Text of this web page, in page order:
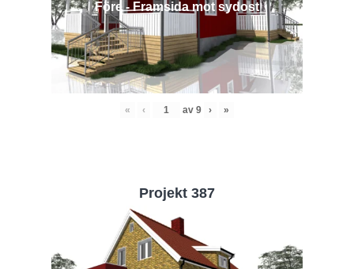
Före - Framsida mot sydost
« ‹ av 9 › »
Projekt 387